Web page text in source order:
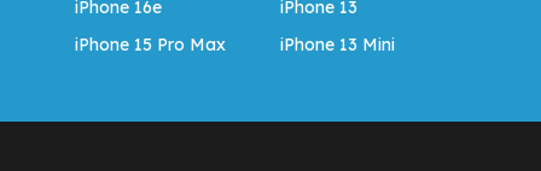
iPhone 16e
iPhone 15 Pro Max
iPhone 13
iPhone 13 Mini